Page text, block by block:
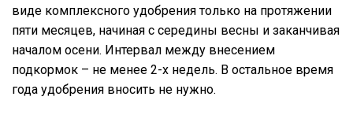
виде комплексного удобрения только на протяжении
пяти месяцев, начиная с середины весны и заканчивая
началом осени. Интервал между внесением
подкормок – не менее 2-х недель. В остальное время
года удобрения вносить не нужно.